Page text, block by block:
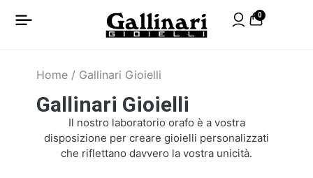
0
Home / Gallinari Gioielli
Gallinari Gioielli
Il nostro laboratorio orafo è a vostra
disposizione per creare gioielli personalizzati
che riflettano davvero la vostra unicità.